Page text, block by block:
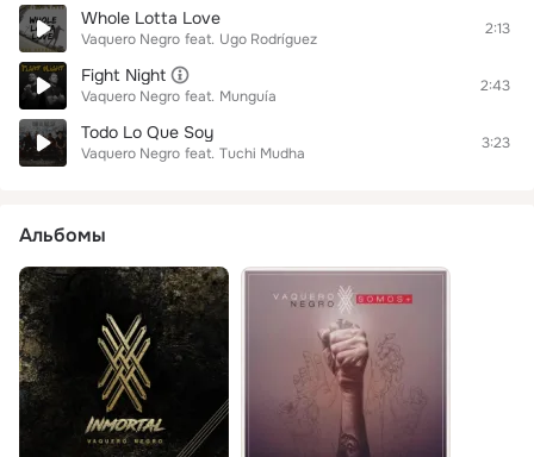
Whole Lotta Love
Vaquero Negro feat. Ugo Rodríguez
2:13
Fight Night
Vaquero Negro feat. Munguía
2:43
Todo Lo Que Soy
Vaquero Negro feat. Tuchi Mudha
3:23
Альбомы